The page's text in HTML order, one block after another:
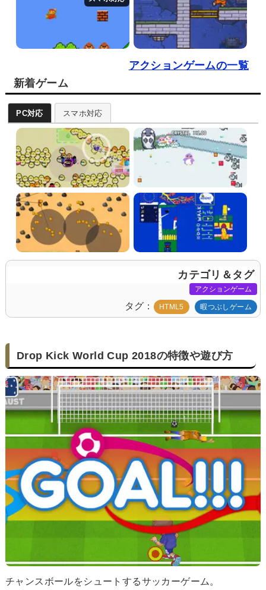
アクションゲームの一覧
新着ゲーム
PC対応 スマホ対応
カテゴリ＆タグ
アクションゲーム
タグ HTML5 暇つぶしゲーム
Drop Kick World Cup 2018の特徴や遊び方
チャンスボールをシュートするサッカーゲーム。